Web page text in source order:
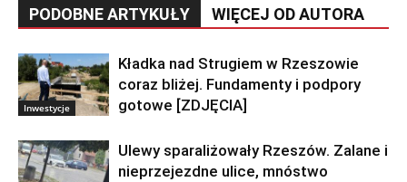
PODOBNE ARTYKUŁY WIĘCEJ OD AUTORA
Inwestycje
Kładka nad Strugiem w Rzeszowie
coraz bliżej. Fundamenty i podpory
gotowe [ZDJĘCIA]
Ulewy sparaliżowały Rzeszów. Zalane i
nieprzejezdne ulice, mnóstwo